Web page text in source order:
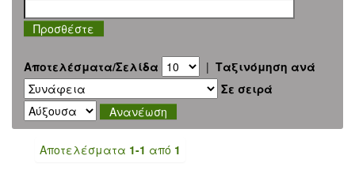
Αποτελέσματα/Σελίδα | Ταξινόμηση ανά
Σε σειρά
Αποτελέσματα 1-1 από 1